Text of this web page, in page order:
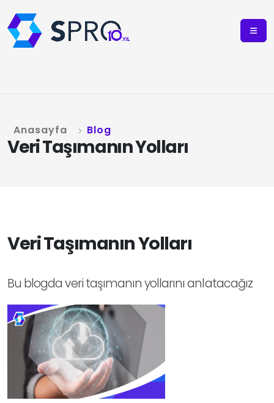
Veri Taşımanın Yolları
Anasayfa Blog
Veri Taşımanın Yolları
Bu blogda veri taşımanın yollarını anlatacağız